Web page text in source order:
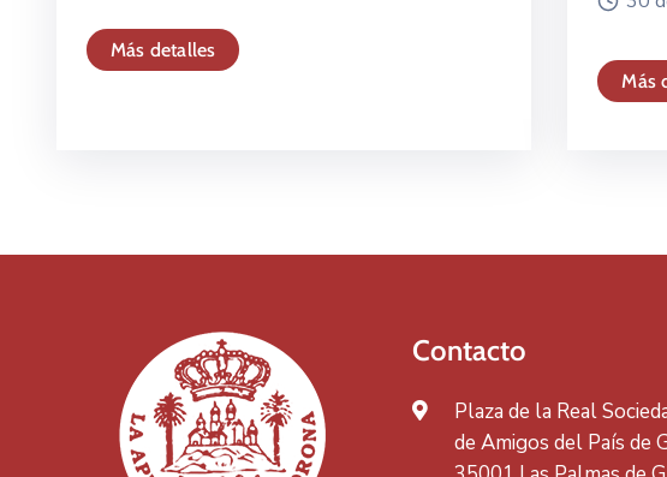
Más detalles
Más
Contacto
Plaza de la Real
de Amigos del País de